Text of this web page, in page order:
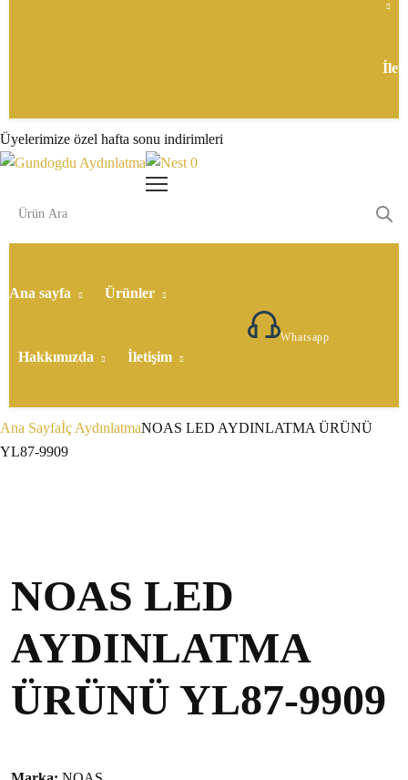
Üyelerimize özel hafta sonu indirimleri
0
Ana sayfa Ürünler
Hakkımızda İletişim
Whatsapp
Ana Sayfaİç AydınlatmaNOAS LED AYDINLATMA ÜRÜNÜ
YL87-9909
NOAS LED
AYDINLATMA
ÜRÜNÜ YL87-9909